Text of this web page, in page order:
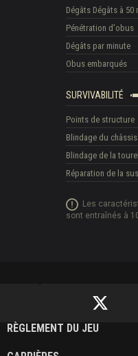
Dégâts Dégâts à 50
Pénétration d'obus
Dégâts par minute
Obus embarqués
SURVIVABILITÉ
Points de structure
Blindage du châssis
Blindage de la
Réparation de la
Les
sont entraînés à
RÈGLEMENT DU JEU